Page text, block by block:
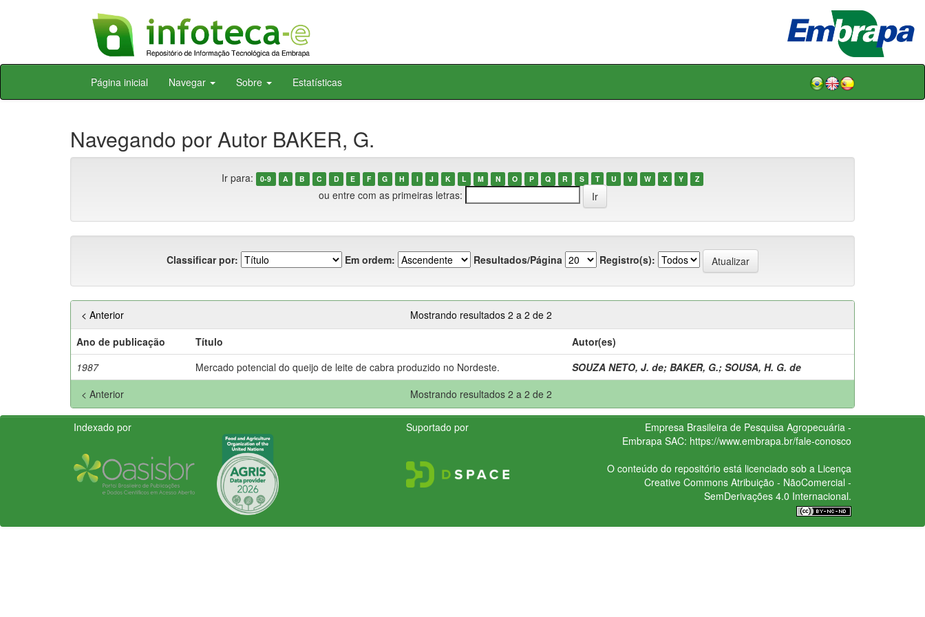
Skip
Página inicial Navegar Sobre Estatísticas
Navegando por Autor BAKER, G.
Ir para: 0-9 A B C D E F G H I J K L M N O P Q R S T U V W X Y Z
ou entre com as primeiras letras:
Classificar por: Em ordem: Resultados/Página Registro(s):
Mostrando resultados 2 a 2 de 2
< Anterior
Ano de publicação
Título
Autor(es)
1987
Mercado potencial do queijo de leite de cabra produzido no Nordeste. SOUZA NETO, J. de; BAKER, G.; SOUSA, H. G. de
Mostrando resultados 2 a 2 de 2
< Anterior
Indexado por Suportado por
Empresa Brasileira de Pesquisa Agropecuária -
Embrapa SAC: https://www.embrapa.br/fale-conosco
O conteúdo do repositório está licenciado sob a Licença
Creative CommonsAtribuição - NãoComercial -
SemDerivações 4.0 Internacional.